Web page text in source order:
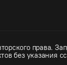
права.
без указания